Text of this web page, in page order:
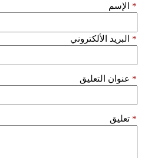
الإسم *
البريد الألكتروني *
عنوان التعليق *
تعليق *